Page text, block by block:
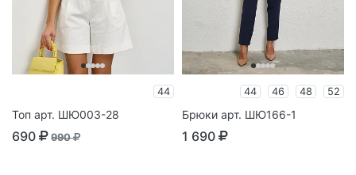
44
Топ арт. ШЮ003-28
690 990
44 46 48 52
Брюки арт. ШЮ166-1
1 690